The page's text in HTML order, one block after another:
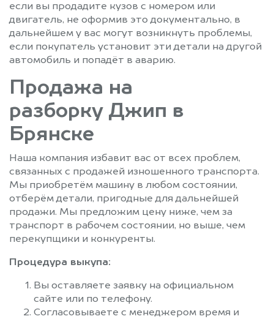
если вы продадите кузов с номером или
двигатель, не оформив это документально, в
дальнейшем у вас могут возникнуть проблемы,
если покупатель установит эти детали на другой
автомобиль и попадёт в аварию.
Продажа на
разборку Джип в
Брянске
Наша компания избавит вас от всех проблем,
связанных с продажей изношенного транспорта.
Мы приобретём машину в любом состоянии,
отберём детали, пригодные для дальнейшей
продажи. Мы предложим цену ниже, чем за
транспорт в рабочем состоянии, но выше, чем
перекупщики и конкуренты.
Процедура выкупа:
Вы оставляете заявку на официальном
сайте или по телефону.
Согласовываете с менеджером время и